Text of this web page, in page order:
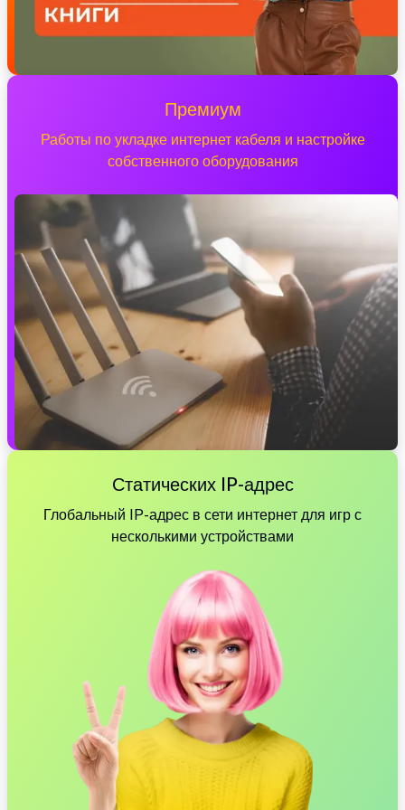
Премиум
Работы по укладке интернет кабеля и настройке
собственного оборудования
Статических IP-адрес
Глобальный IP-адрес в сети интернет для игр с
несколькими устройствами